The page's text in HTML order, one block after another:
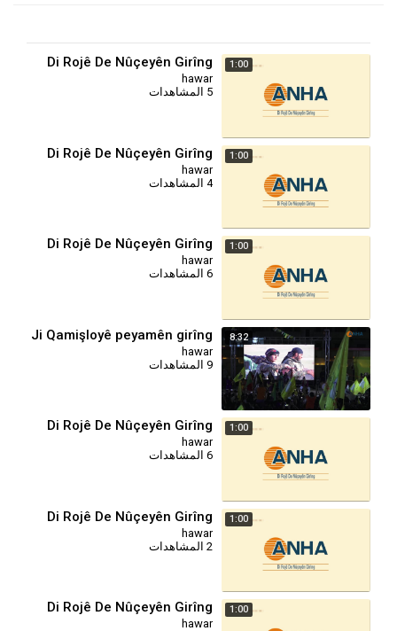
1:00
Di Rojê De Nûçeyên Girîng
hawar
1:00
Di Rojê De Nûçeyên Girîng
hawar
1:00
Di Rojê De Nûçeyên Girîng
hawar
8:32
⁣Ji Qamişloyê peyamên girîng
hawar
9 المشاهدات
1:00
Di Rojê De Nûçeyên Girîng
hawar
1:00
Di Rojê De Nûçeyên Girîng
hawar
1:00
Di Rojê De Nûçeyên Girîng
hawar